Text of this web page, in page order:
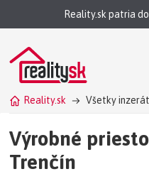
Reality.sk patria
Reality.sk Všetky
Výrobné
Trenčín